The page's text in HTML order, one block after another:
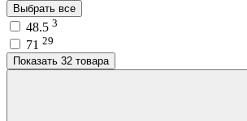
Выбрать все
48.5 3
71 29
Показать 32 товара